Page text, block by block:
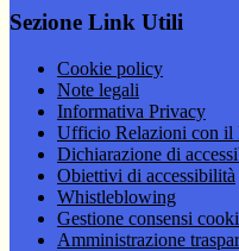
Sezione Link Utili
Cookie policy
Note legali
Informativa Privacy
Ufficio Relazioni con il
Dichiarazione di
Obiettivi di accessibilità
Whistleblowing
Gestione consensi
Amministrazione